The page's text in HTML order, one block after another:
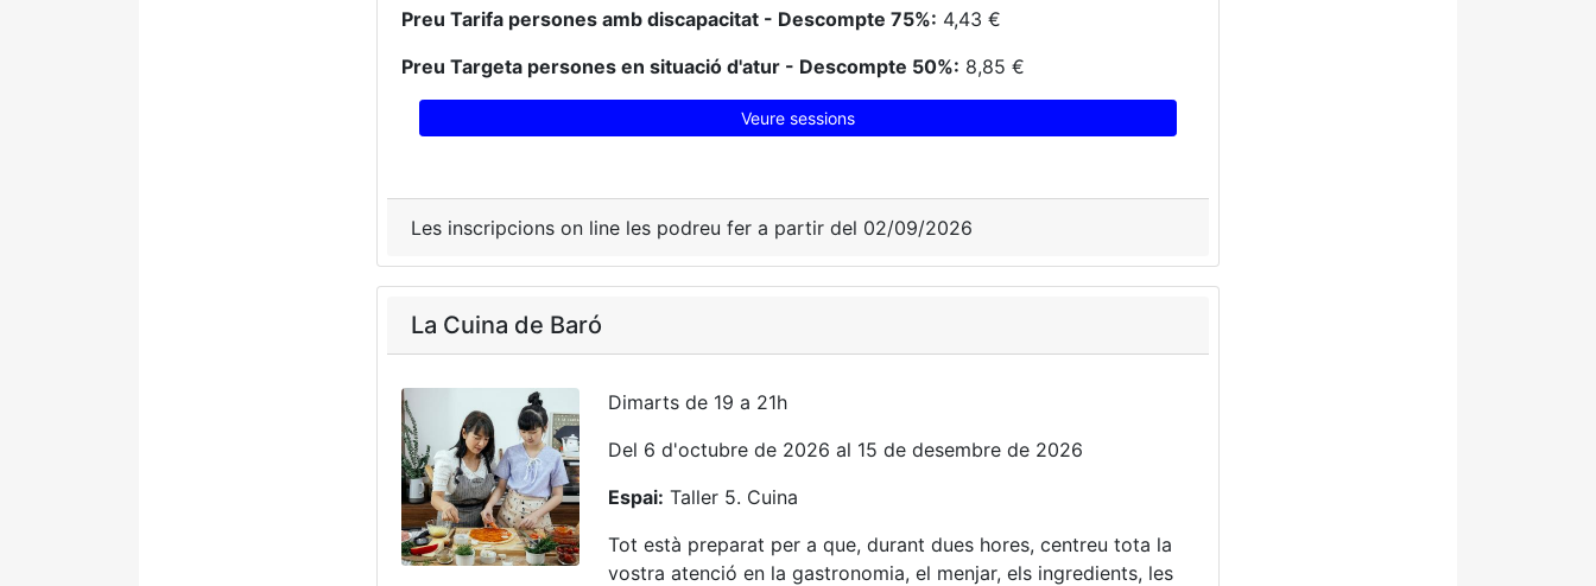
Preu Tarifa persones amb discapacitat - Descompte 75%: 4,43 €
Preu Targeta persones en situació d'atur - Descompte 50%: 8,85 €
Veure sessions
Les inscripcions on line les podreu fer a partir del 02/09/2026
La Cuina de Baró
Dimarts de 19 a 21h
Del 6 d'octubre de 2026 al 15 de desembre de 2026
Espai: Taller 5. Cuina
Tot està preparat per a que, durant dues hores, centreu tota la
vostra atenció en la gastronomia, el menjar, els ingredients, les